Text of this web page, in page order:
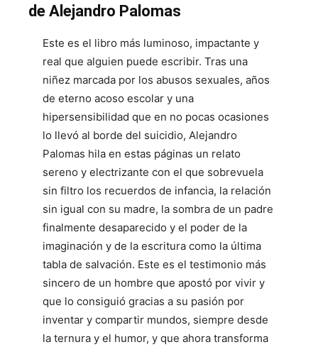
de Alejandro Palomas
Este es el libro más luminoso, impactante y
real que alguien puede escribir. Tras una
niñez marcada por los abusos sexuales, años
de eterno acoso escolar y una
hipersensibilidad que en no pocas ocasiones
lo llevó al borde del suicidio, Alejandro
Palomas hila en estas páginas un relato
sereno y electrizante con el que sobrevuela
sin filtro los recuerdos de infancia, la relación
sin igual con su madre, la sombra de un padre
finalmente desaparecido y el poder de la
imaginación y de la escritura como la última
tabla de salvación. Este es el testimonio más
sincero de un hombre que apostó por vivir y
que lo consiguió gracias a su pasión por
inventar y compartir mundos, siempre desde
la ternura y el humor, y que ahora transforma